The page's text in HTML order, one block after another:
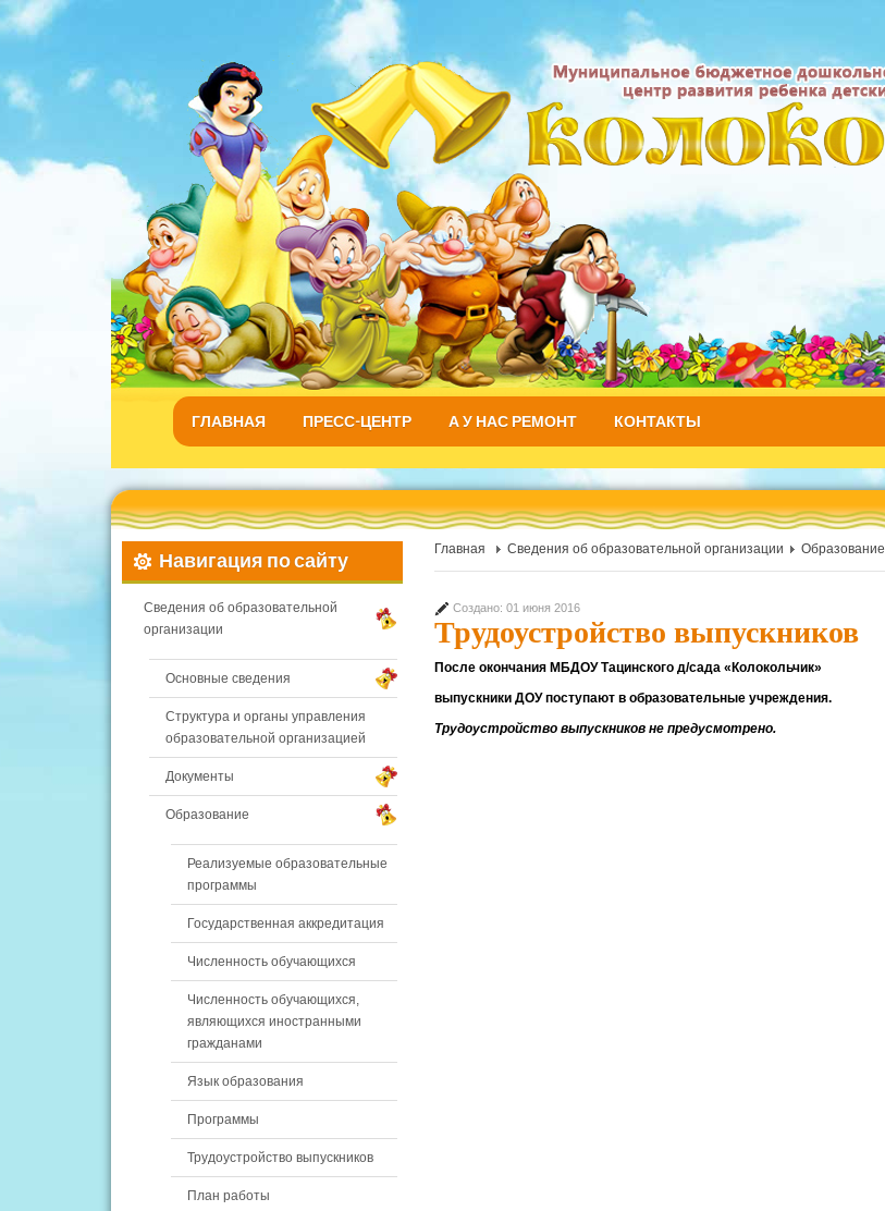
ГЛАВНАЯ ПРЕСС-ЦЕНТР А У НАС РЕМОНТ КОНТАКТЫ
Главная Сведения об образовательной организации Образование
Создано: 01 июня 2016
Трудоустройство выпускников
После окончания МБДОУ Тацинского д/сада «Колокольчик»
выпускники ДОУ поступают в образовательные учреждения.
Трудоустройство выпускников не предусмотрено.
Навигация по сайту
Сведения об образовательной
организации
Основные сведения
Структура и органы управления
образовательной организацией
Документы
Образование
Реализуемые образовательные
программы
Государственная аккредитация
Численность обучающихся
Численность обучающихся,
являющихся иностранными
гражданами
Язык образования
Программы
Трудоустройство выпускников
План работы